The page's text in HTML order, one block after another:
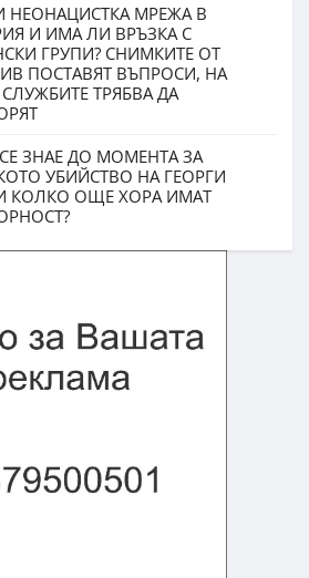
НЕОНАЦИСТКА МРЕЖА В
И ИМА ЛИ ВРЪЗКА С
ГРУПИ? СНИМКИТЕ ОТ
ПОСТАВЯТ ВЪПРОСИ, НА
ТРЯБВА ДА
ЗНАЕ ДО МОМЕНТА ЗА
УБИЙСТВО НА ГЕОРГИ
КОЛКО ОЩЕ ХОРА ИМАТ